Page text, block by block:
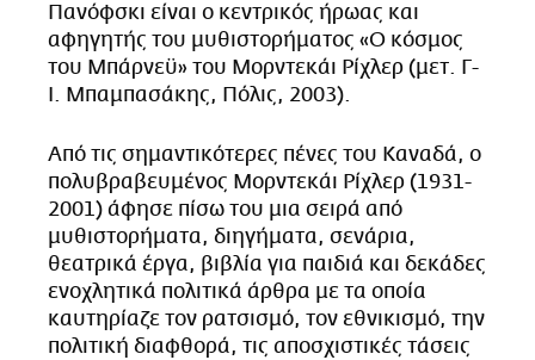
Πανόφσκι είναι ο κεντρικός ήρωας και
αφηγητής του μυθιστορήματος «Ο κόσμος
του Μπάρνεϋ» του Μορντεκάι Ρίχλερ (μετ. Γ-
Ι. Μπαμπασάκης, Πόλις, 2003).
Από τις σημαντικότερες πένες του Καναδά, ο
πολυβραβευμένος Μορντεκάι Ρίχλερ (1931-
2001) άφησε πίσω του μια σειρά από
μυθιστορήματα, διηγήματα, σενάρια,
θεατρικά έργα, βιβλία για παιδιά και δεκάδες
ενοχλητικά πολιτικά άρθρα με τα οποία
καυτηρίαζε τον ρατσισμό, τον εθνικισμό, την
πολιτική διαφθορά, τις αποσχιστικές τάσεις